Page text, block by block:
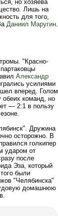
но хозяева
Лишь на
для того,
Даниил Маругин.
"Красно-
Александр
усилиями
вперед. Голом
команд, но
— 2:1 в пользу
Дружина
осторожно. В
голкипер
ударом от
после
Эза, который
были
"Челябинска"
домашнюю